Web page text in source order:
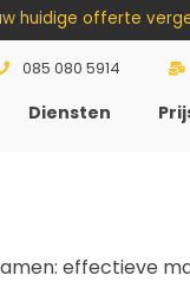
huidige offerte
085 080 5914
Diensten
effectieve